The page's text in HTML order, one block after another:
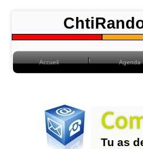
Accueil Agenda
Tu as